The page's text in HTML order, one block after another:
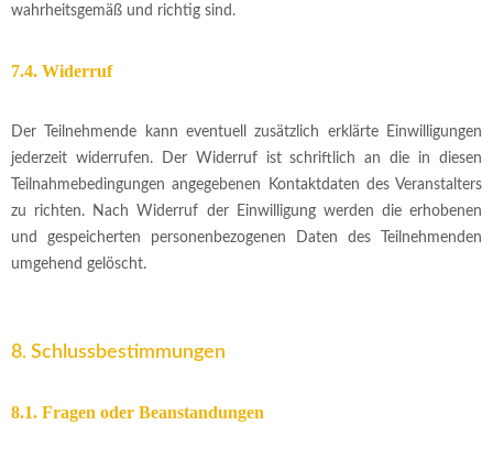
wahrheitsgemäß und richtig sind.
7.4. Widerruf
Der Teilnehmende kann eventuell zusätzlich erklärte Einwilligungen
jederzeit widerrufen. Der Widerruf ist schriftlich an die in diesen
Teilnahmebedingungen angegebenen Kontaktdaten des Veranstalters
zu richten. Nach Widerruf der Einwilligung werden die erhobenen
und gespeicherten personenbezogenen Daten des Teilnehmenden
umgehend gelöscht.
8. Schlussbestimmungen
8.1. Fragen oder Beanstandungen